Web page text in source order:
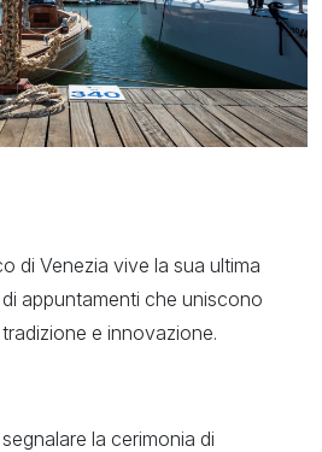
di Venezia vive la sua ultima
appuntamenti che uniscono
e innovazione.
la cerimonia di